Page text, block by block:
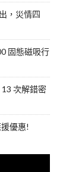
，災情四
固態磁吸行
次解錯密
優惠!